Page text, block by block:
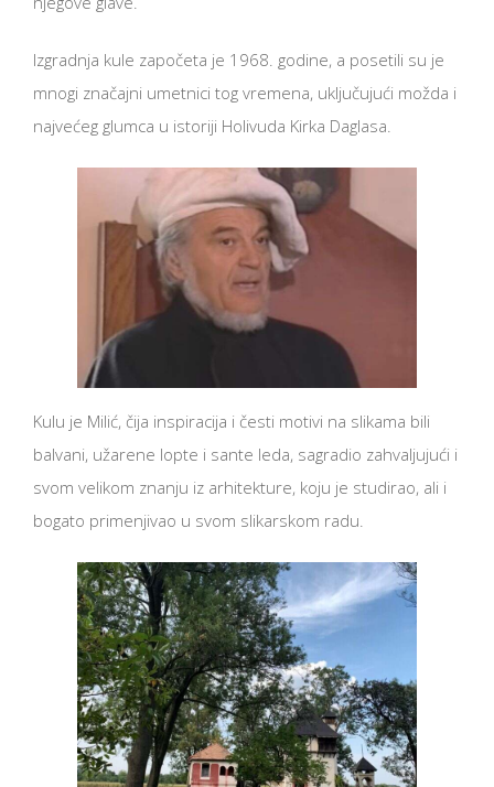
Izgradnja kule započeta je 1968. godine, a posetili su je
mnogi značajni umetnici tog vremena, uključujući možda i
najvećeg glumca u istoriji Holivuda Kirka Daglasa.
Kulu je Milić, čija inspiracija i česti motivi na slikama bili
balvani, užarene lopte i sante leda, sagradio zahvaljujući i
svom velikom znanju iz arhitekture, koju je studirao, ali i
bogato primenjivao u svom slikarskom radu.